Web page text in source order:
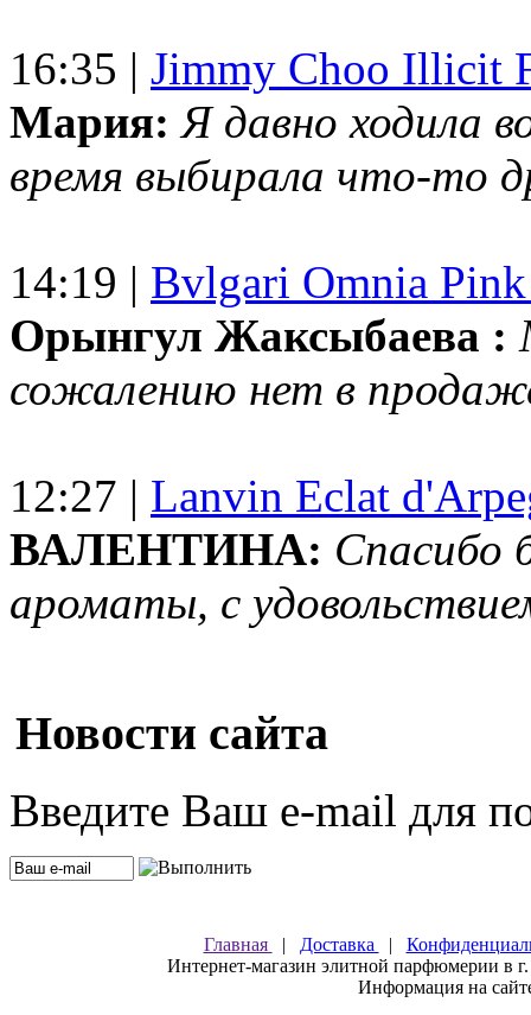
16:35 | Jimmy Choo Illicit
Мария: Я давно ходила
время выбирала что-то
14:19 | Bvlgari Omnia
Орынгул Жаксыбаева :
сожалению нет в
12:27 | Lanvin Eclat
ВАЛЕНТИНА: Спасибо
ароматы, с
Новости сайта
Введите Ваш e-mail для
Главная | Доставка |
Интернет-магазин элитной парфюмерии в
Информация на